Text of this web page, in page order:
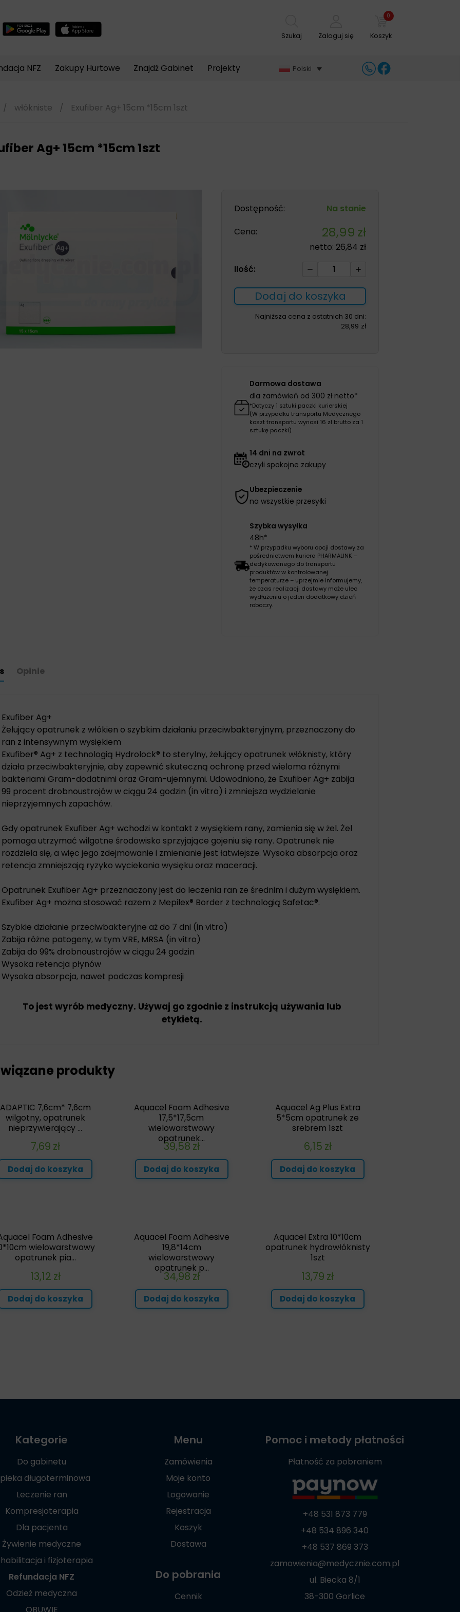
Szukaj Zaloguj się
0
Koszyk
NFZ Zakupy Hurtowe Znajdź Gabinet Projekty Polski
/ włókniste / Exufiber Ag+ 15cm *15cm 1szt
Ag+ 15cm *15cm 1szt
Dostępność:
Na stanie
Cena:
28,99 zł
netto:26,84 zł
Ilość:
ilość
Ag+
15cm
*15cm
Dodaj do koszyka
Najniższa cena z ostatnich 30 dni:
28,99 zł
Darmowa dostawa
dla zamówień od 300 zł netto*
*Dotyczy 1 sztuki paczki kurierskiej
(W przypadku transportu Medycznego
koszt transportu wynosi 16 zł brutto za 1
sztukę paczki)
14 dni na zwrot
czyli spokojne zakupy
Ubezpieczenie
na wszystkie przesyłki
Szybka wysyłka
48h*
* W przypadku wyboru opcji dostawy za
pośrednictwem kuriera PHARMALINK –
dedykowanego do transportu
produktów w kontrolowanej
temperaturze – uprzejmie informujemy,
że czas realizacji dostawy może ulec
wydłużeniu o jeden dodatkowy dzień
roboczy.
Opinie
Exufiber Ag+
Żelujący opatrunek z włókien o szybkim działaniu przeciwbakteryjnym, przeznaczony do
ran z intensywnym wysiękiem
Exufiber® Ag+ z technologią Hydrolock® to sterylny, żelujący opatrunek włóknisty, który
działa przeciwbakteryjnie, aby zapewnić skuteczną ochronę przed wieloma różnymi
bakteriami Gram-dodatnimi oraz Gram-ujemnymi. Udowodniono, że Exufiber Ag+ zabija
99 procent drobnoustrojów w ciągu 24 godzin (in vitro) i zmniejsza wydzielanie
nieprzyjemnych zapachów.
Gdy opatrunek Exufiber Ag+ wchodzi w kontakt z wysiękiem rany, zamienia się w żel. Żel
pomaga utrzymać wilgotne środowisko sprzyjające gojeniu się rany. Opatrunek nie
rozdziela się, a więc jego zdejmowanie i zmienianie jest łatwiejsze. Wysoka absorpcja oraz
retencja zmniejszają ryzyko wyciekania wysięku oraz maceracji.
Opatrunek Exufiber Ag+ przeznaczony jest do leczenia ran ze średnim i dużym wysiękiem.
Exufiber Ag+ można stosować razem z Mepilex® Border z technologią Safetac®.
Szybkie działanie przeciwbakteryjne aż do 7 dni (in vitro)
Zabija różne patogeny, w tym VRE, MRSA (in vitro)
Zabija do 99% drobnoustrojów w ciągu 24 godzin
Wysoka retencja płynów
Wysoka absorpcja, nawet podczas kompresji
To jest wyrób medyczny. Używaj go zgodnie z instrukcją używania lub
etykietą.
produkty
ADAPTIC 7,6cm* 7,6cm
wilgotny, opatrunek
nieprzywierający ...
7,69 zł
Dodaj do koszyka
Aquacel Foam Adhesive
17,5*17,5cm
wielowarstwowy
opatrunek...
39,58 zł
Dodaj do koszyka
Aquacel Ag Plus Extra
5*5cm opatrunek ze
srebrem 1szt
6,15 zł
Dodaj do koszyka
Foam Adhesive
wielowarstwowy
opatrunek pia...
13,12 zł
Dodaj do koszyka
Aquacel Foam Adhesive
19,8*14cm
wielowarstwowy
opatrunek p...
34,98 zł
Dodaj do koszyka
Aquacel Extra 10*10cm
opatrunek hydrowłóknisty
1szt
13,79 zł
Dodaj do koszyka
Kategorie
Do gabinetu
długoterminowa
Leczenie ran
Kompresjoterapia
Dla pacjenta
Żywienie medyczne
i fizjoterapia
Refundacja NFZ
Odzież medyczna
Menu
Zamówienia
Moje konto
Logowanie
Rejestracja
Koszyk
Dostawa
Do pobrania
Cennik
Pomoc i metody płatności
Płatność za pobraniem
+48 531 873 779
+48 534 896 340
+48 537 869 373
zamowienia@medycznie.com.pl
ul. Biecka 8/1
38-300 Gorlice